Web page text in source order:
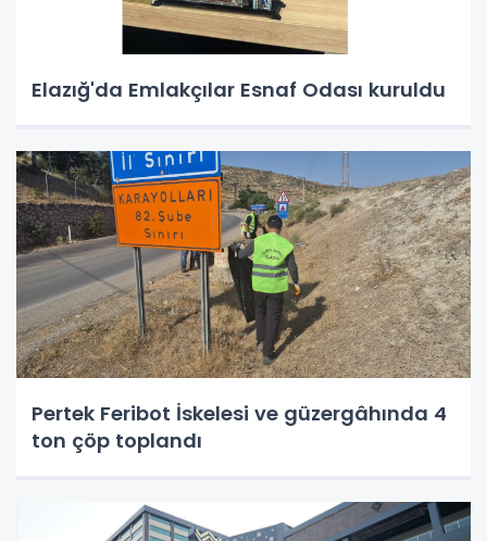
Elazığ'da Emlakçılar Esnaf Odası kuruldu
Pertek Feribot İskelesi ve güzergâhında 4
ton çöp toplandı